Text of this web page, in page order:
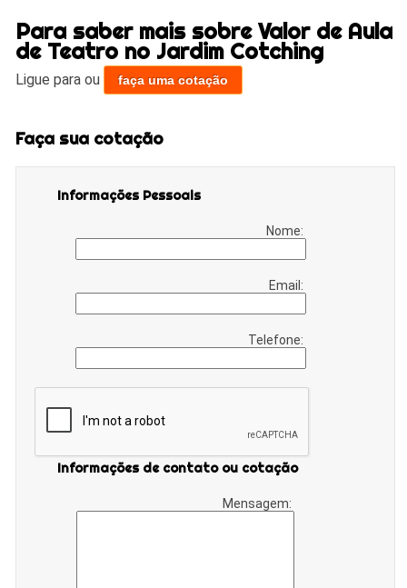
Para saber mais sobre Valor de Aula
de Teatro no Jardim Cotching
Ligue paraou faça uma cotação
Faça sua cotação
Informações Pessoais
Nome:
Email:
Telefone:
Informações de contato ou cotação
Mensagem: